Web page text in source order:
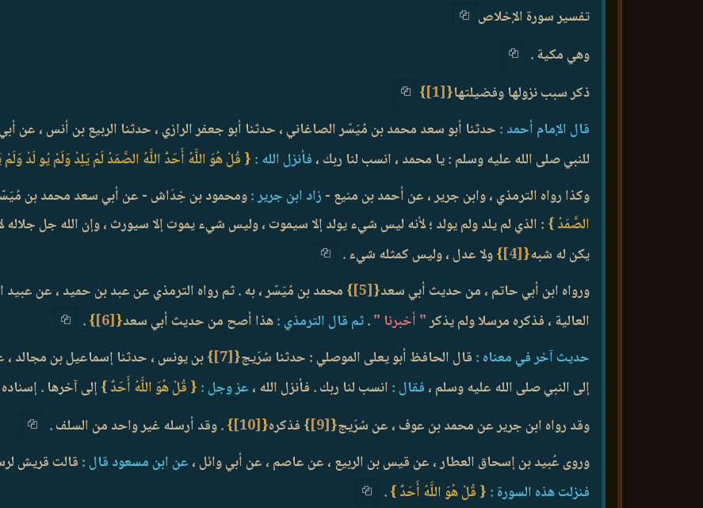
تفسير سورة الإخلاص
وهي مكية .
ذكر سبب نزولها وفضيلتها{
[1]
}
قال الإمام أحمد : حدثنا أبو سعد محمد بن مُيَسّر الصاغاني ، حدثنا أبو جعفر الرازي ، حدثنا الربيع بن أنس ، عن أبي
للنبي صلى الله عليه وسلم : يا محمد ، انسب لنا ربك ، فأنزل الله : { قُلْ هُوَ اللَّهُ أَحَدٌ اللَّهُ الصَّمَدُ لَمْ يَلِدْ وَلَمْ يُو لَدْ
وكذا رواه الترمذي ، وابن جرير ، عن أحمد بن منيع - زاد ابن جرير :ومحمود بن خِدَاش - عن أبي سعد محمد بن
الصَّمَدُ } : الذي لم يلد ولم يولد ؛ لأنه ليس شيء يولد إلا سيموت ، وليس شيء يموت إلا سيورث ، وإن الله جل جلاله
يكن له شبه{
[4]
}ولا عدل ، وليس كمثله شيء .
ورواه ابن أبي حاتم ، من حديث أبي سعد{
[5]
} محمد بن مُيَسّر ، به . ثم رواه الترمذي عن عبد بن حميد ، عن عبيد
العالية ، فذكره مرسلا ولم يذكر" أخبرنا ".ثم قال الترمذي :هذا أصح من حديث أبي سعد{
[6]
}
.
حديث آخر في معناه : قال الحافظ أبو يعلى الموصلي : حدثنا سُرَيج{
[7]
}بن يونس ، حدثنا إسماعيل بن مجالد
إلى النبي صلى الله عليه وسلم ، فقال : انسب لنا ربك . فأنزل الله ، عز وجل : { قُلْ هُوَ اللَّهُ أَحَدٌ }إلى آخرها .
وقد رواه ابن جرير عن محمد بن عوف ، عن سُرَيج{
[9]
} فذكره{
[10]
}. وقد أرسله غير واحد من السلف .
وروى عُبيد بن إسحاق العطار ، عن قيس بن الربيع ، عن عاصم ، عن أبي وائل ، عن ابن مسعود قال : قالت قريش
فنزلت هذه السورة : { قُلْ هُوَ اللَّهُ أَحَدٌ }.